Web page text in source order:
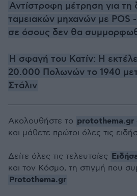
Αντίστροφη μέτρηση για τη
ταμειακών μηχανών με POS
σε όσους δεν θα
Η σφαγή του Κατίν: Η
20.000 Πολωνών το 1940
Στάλιν
Ακολουθήστε το protothema.gr
και μάθετε πρώτοι όλες τις
Δείτε όλες τις τελευταίες
και τον Κόσμο, τη στιγμή που
Protothema.gr